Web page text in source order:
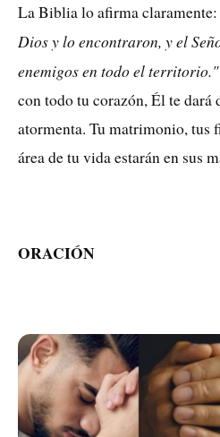
La Biblia lo afirma claramente:
Dios y lo encontraron, y el
enemigos en todo el territorio."
con todo tu corazón, Él te dará
atormenta. Tu matrimonio, tus
área de tu vida estarán en sus
ORACIÓN